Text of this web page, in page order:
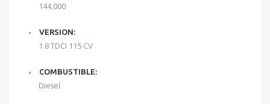
144,000
VERSION:
1.8 TDCI 115 CV
COMBUSTIBLE:
Diesel